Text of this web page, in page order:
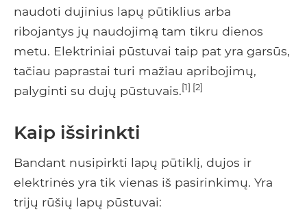
naudoti dujinius lapų pūtiklius arba
ribojantys jų naudojimą tam tikru dienos
metu. Elektriniai pūstuvai taip pat yra garsūs,
tačiau paprastai turi mažiau apribojimų,
palyginti su dujų pūstuvais.[1] [2]
Kaip išsirinkti
Bandant nusipirkti lapų pūtiklį, dujos ir
elektrinės yra tik vienas iš pasirinkimų. Yra
trijų rūšių lapų pūstuvai: